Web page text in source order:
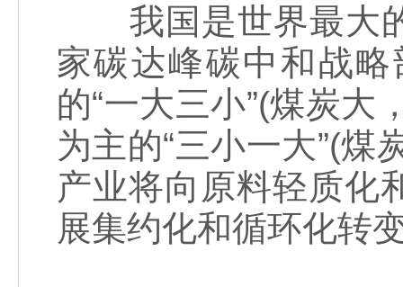
我国是世界最大的
家碳达峰碳中和战
的“一大三小”(煤炭
为主的“三小一大”(
产业将向原料轻质化
展集约化和循环化转